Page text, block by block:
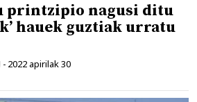
printzipio nagusi ditu
hauek guztiak urratu
- 2022 apirilak 30